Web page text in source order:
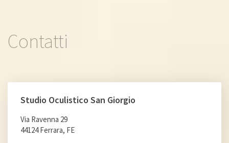
Contatti
Studio Oculistico San Giorgio
Via Ravenna 29
44124 Ferrara, FE